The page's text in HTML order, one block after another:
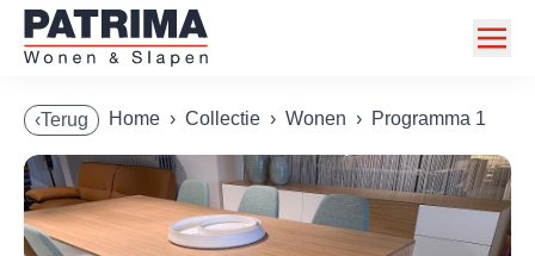
Collectie
Toonzaalmodellen
‹Terug Home › Collectie › Wonen › Programma 1